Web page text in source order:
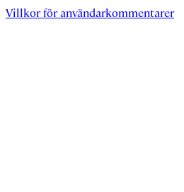
Villkor för användarkommentarer